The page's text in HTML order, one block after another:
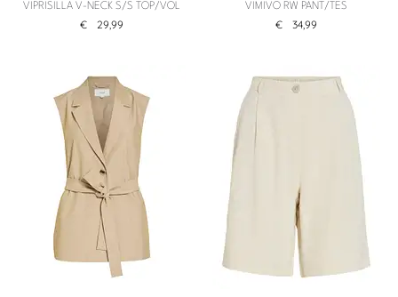
VIPRISILLA V-NECK S/S TOP/VOL
€ 29,99
VIMIVO RW PANT/TES
€ 34,99